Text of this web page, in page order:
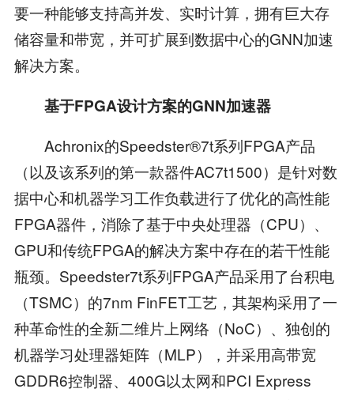
要一种能够支持高并发、实时计算，拥有巨大存
储容量和带宽，并可扩展到数据中心的GNN加速
解决方案。
基于FPGA设计方案的GNN加速器
Achronix的Speedster®7t系列FPGA产品
（以及该系列的第一款器件AC7t1500）是针对数
据中心和机器学习工作负载进行了优化的高性能
FPGA器件，消除了基于中央处理器（CPU）、
GPU和传统FPGA的解决方案中存在的若干性能
瓶颈。Speedster7t系列FPGA产品采用了台积电
（TSMC）的7nm FinFET工艺，其架构采用了一
种革命性的全新二维片上网络（NoC）、独创的
机器学习处理器矩阵（MLP），并采用高带宽
GDDR6控制器、400G以太网和PCI Express